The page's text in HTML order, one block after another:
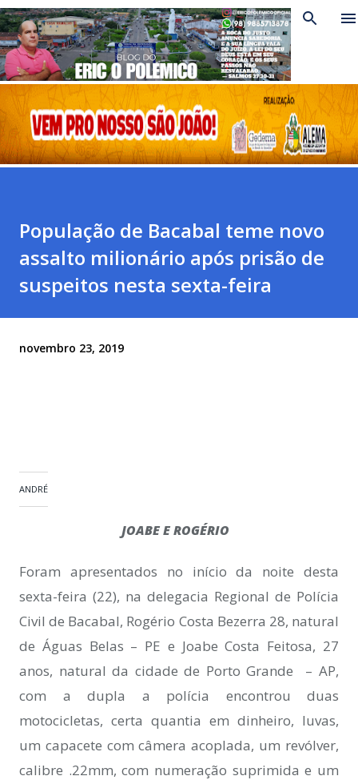
Pular para o conteúdo principal
População de Bacabal teme novo
assalto milionário após prisão de
suspeitos nesta sexta-feira
novembro 23, 2019
ANDRÉ
JOABE E ROGÉRIO
Foram apresentados no início da noite desta
sexta-feira (22), na delegacia Regional de Polícia
Civil de Bacabal, Rogério Costa Bezerra 28, natural
de Águas Belas – PE e Joabe Costa Feitosa, 27
anos, natural da cidade de Porto Grande – AP,
com a dupla a polícia encontrou duas
motocicletas, certa quantia em dinheiro, luvas,
um capacete com câmera acoplada, um revólver,
calibre .22mm, com numeração suprimida e um